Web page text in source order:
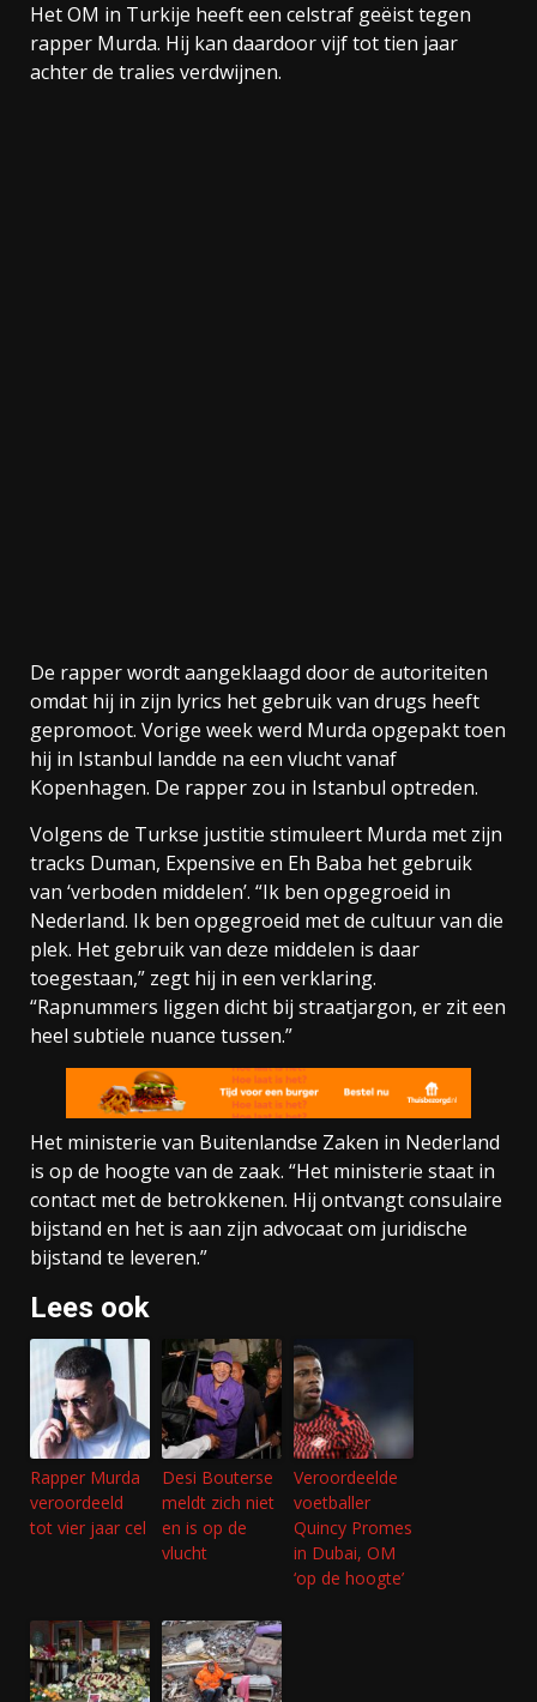
Het OM in Turkije heeft een celstraf geëist tegen
rapper Murda. Hij kan daardoor vijf tot tien jaar
achter de tralies verdwijnen.
De rapper wordt aangeklaagd door de autoriteiten
omdat hij in zijn lyrics het gebruik van drugs heeft
gepromoot. Vorige week werd Murda opgepakt toen
hij in Istanbul landde na een vlucht vanaf
Kopenhagen. De rapper zou in Istanbul optreden.
Volgens de Turkse justitie stimuleert Murda met zijn
tracks Duman, Expensive en Eh Baba het gebruik
van ‘verboden middelen’. “Ik ben opgegroeid in
Nederland. Ik ben opgegroeid met de cultuur van die
plek. Het gebruik van deze middelen is daar
toegestaan,” zegt hij in een verklaring.
“Rapnummers liggen dicht bij straatjargon, er zit een
heel subtiele nuance tussen.”
Het ministerie van Buitenlandse Zaken in Nederland
is op de hoogte van de zaak. “Het ministerie staat in
contact met de betrokkenen. Hij ontvangt consulaire
bijstand en het is aan zijn advocaat om juridische
bijstand te leveren.”
Lees ook
Rapper Murda
veroordeeld
tot vier jaar cel
Desi Bouterse
meldt zich niet
en is op de
vlucht
Veroordeelde
voetballer
Quincy Promes
in Dubai, OM
‘op de hoogte’